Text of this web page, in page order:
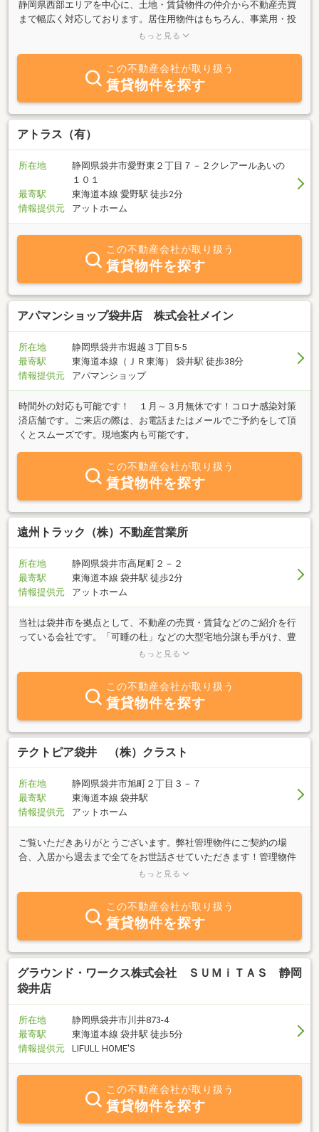
静岡県西部エリアを中心に、土地・賃貸物件の仲介から不動産売買
まで幅広く対応しております。居住用物件はもちろん、事業用・投
資用物件まで、お客様の目的に応じたご提案を行っています。地域
一般には出回りにくい物件のご紹介が可能な場合もございます。物
件情報だけでなく、周辺環境や市場相場、将来を見据えたポイント
についても丁寧にご説明いたします。【主な取扱業務】・不動産売
買および賃貸物件の仲介・個人・法人向け事業用土地のご相談・相
続に伴う不動産のご相談、資産土地の有効活用・運用支援建設会
社、税理士、司法書士などの専門家と連携し、契約から引渡し、そ
き家に関するご相談にも迅速に対応し、お客様の状況に応じた最適
なご提案を心がけております。不動産に関することは、どうぞお気
軽にご相談ください。
もっと見る
この不動産会社が取り扱う
賃貸物件を探す
アトラス（有）
所在地
静岡県袋井市愛野東２丁目７－２クレアールあいの
１０１
最寄駅
東海道本線 愛野駅 徒歩2分
情報提供元
アットホーム
この不動産会社が取り扱う
賃貸物件を探す
アパマンショップ袋井店 株式会社メイン
所在地
静岡県袋井市堀越３丁目5-5
最寄駅
東海道本線（ＪＲ東海） 袋井駅 徒歩38分
情報提供元
アパマンショップ
時間外の対応も可能です！ １月～３月無休です！コロナ感染対策
済店舗です。ご来店の際は、お電話またはメールでご予約をして頂
くとスムーズです。現地案内も可能です。
この不動産会社が取り扱う
賃貸物件を探す
遠州トラック（株）不動産営業所
所在地
静岡県袋井市高尾町２－２
最寄駅
東海道本線 袋井駅 徒歩2分
情報提供元
アットホーム
当社は袋井市を拠点として、不動産の売買・賃貸などのご紹介を行
っている会社です。「可睡の杜」などの大型宅地分譲も手がけ、豊
富な物件数で皆様のお問合せをお待ち致しております。また当社別
すので、事業用物件に関してもお気軽にお問合せ下さい。
もっと見る
この不動産会社が取り扱う
賃貸物件を探す
テクトピア袋井 （株）クラスト
所在地
静岡県袋井市旭町２丁目３－７
最寄駅
東海道本線 袋井駅
情報提供元
アットホーム
ご覧いただきありがとうございます。弊社管理物件にご契約の場
合、入居から退去まで全てをお世話させていただきます！管理物件
間での住替えの場合は仲介手数料50％ＯＦＦ、契約者全員にプレゼ
にご相談下さいませ☆管理会社として、お客様の新生活を全力でサ
ポート致します！是非一度ご来店（又はお問合せ）下さい。社員一
同心よりお待ちしております。☆お部屋を借りてお得にＧＥＴ！テ
クトピアのトリプルチャンス☆特典１：新生活じぶんで準備 新生
活に必要なサービスをじぶんで手配すると最大５０，０００円キャ
ッシュバック！特典２：引越し一括見積代行特典３：お役立ちコン
テンツのご紹介 新生活に役に立つコンテンツをご紹介していま
お得な特典を付けてご利用いただけます。※掲載コンテンツは予告
なく変更になることがございます。※テクトピアの管理物件を直接
ご契約された方が対象です。
もっと見る
この不動産会社が取り扱う
賃貸物件を探す
グラウンド・ワークス株式会社 ＳＵＭｉＴＡＳ 静岡
袋井店
所在地
静岡県袋井市川井873-4
最寄駅
東海道本線 袋井駅 徒歩5分
情報提供元
LIFULL HOME'S
この不動産会社が取り扱う
賃貸物件を探す